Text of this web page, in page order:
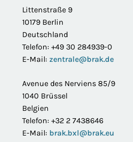
Littenstraße 9
10179 Berlin
Deutschland
Telefon: +49 30 284939-0
E-Mail: zentrale@brak.de
Avenue des Nerviens 85/9
1040 Brüssel
Belgien
Telefon: +32 2 7438646
E-Mail: brak.bxl@brak.eu